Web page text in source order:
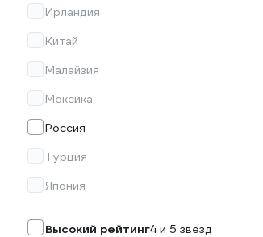
Ирландия
Китай
Малайзия
Мексика
Россия
Турция
Япония
Высокий рейтинг4 и 5 звезд